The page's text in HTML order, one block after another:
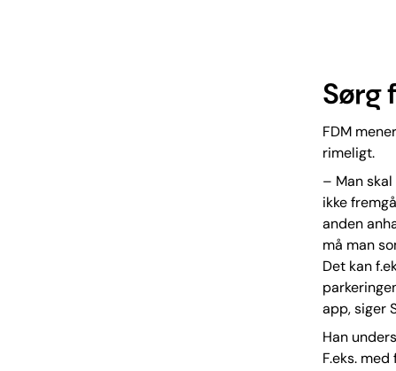
Sørg
FDM
rimeligt.
– Man
ikke
anden
må man
Det kan
app, siger
Han
F.eks.